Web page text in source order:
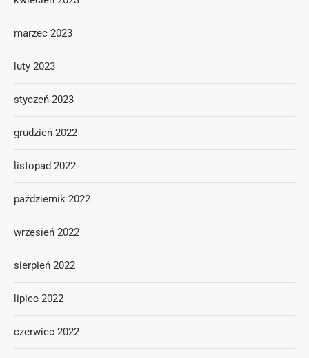
marzec 2023
luty 2023
styczeń 2023
grudzień 2022
listopad 2022
październik 2022
wrzesień 2022
sierpień 2022
lipiec 2022
czerwiec 2022